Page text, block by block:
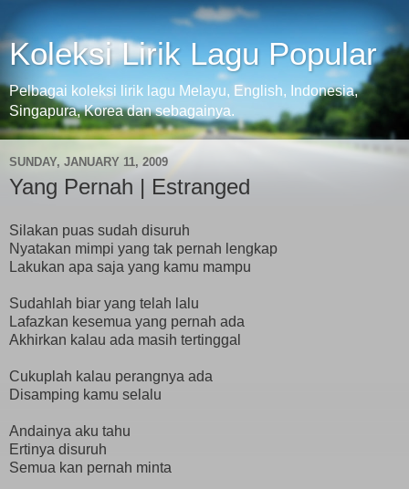
Koleksi Lirik Lagu Popular
Pelbagai koleksi lirik lagu Melayu, English, Indonesia,
Singapura, Korea dan sebagainya.
SUNDAY, JANUARY 11, 2009
Yang Pernah | Estranged
Silakan puas sudah disuruh
Nyatakan mimpi yang tak pernah lengkap
Lakukan apa saja yang kamu mampu
Sudahlah biar yang telah lalu
Lafazkan kesemua yang pernah ada
Akhirkan kalau ada masih tertinggal
Cukuplah kalau perangnya ada
Disamping kamu selalu
Andainya aku tahu
Ertinya disuruh
Semua kan pernah minta